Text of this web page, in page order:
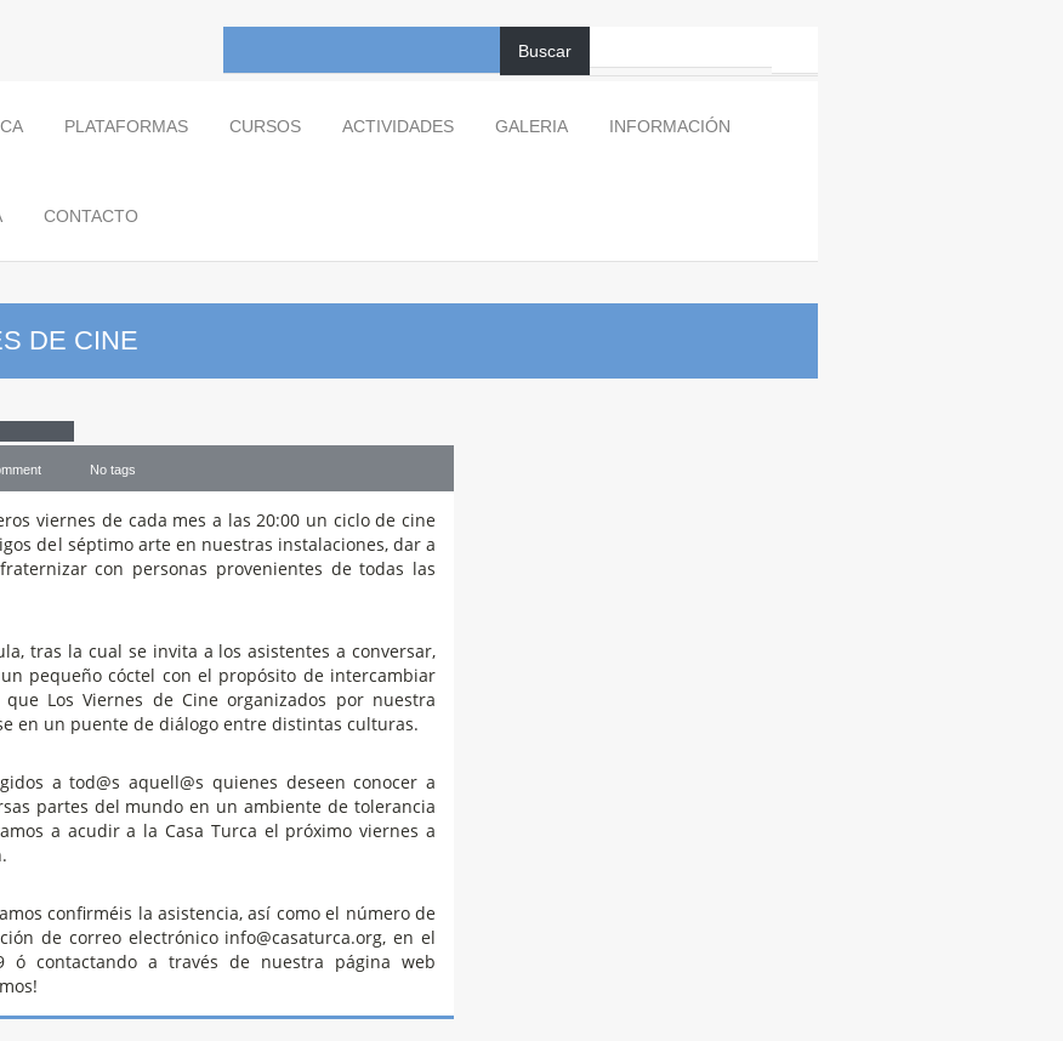
Buscar
PLATAFORMAS CURSOS ACTIVIDADES GALERIA INFORMACIÓN
CONTACTO
DE CINE
No tags
viernes de cada mes a las 20:00 un ciclo de cine
del séptimo arte en nuestras instalaciones, dar a
con personas provenientes de todas las
tras la cual se invita a los asistentes a conversar,
pequeño cóctel con el propósito de intercambiar
Los Viernes de Cine organizados por nuestra
en un puente de diálogo entre distintas culturas.
a tod@s aquell@s quienes deseen conocer a
partes del mundo en un ambiente de tolerancia
a acudir a la Casa Turca el próximo viernes a
confirméis la asistencia, así como el número de
de correo electrónico info@casaturca.org, en el
ó contactando a través de nuestra página web